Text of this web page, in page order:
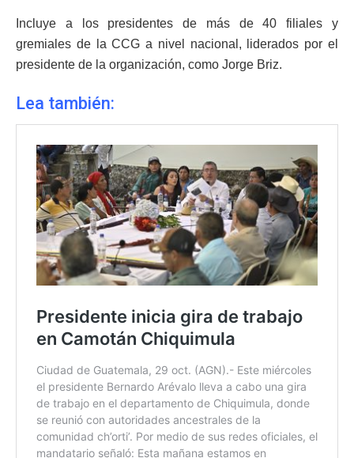
Incluye a los presidentes de más de 40 filiales y
gremiales de la CCG a nivel nacional, liderados por el
presidente de la organización, como Jorge Briz.
Lea también: